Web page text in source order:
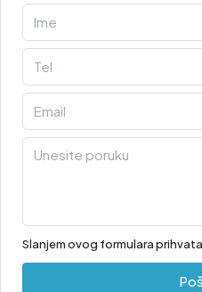
Slanjem ovog formulara